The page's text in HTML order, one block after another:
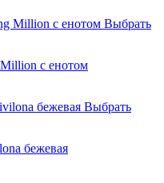
Выбрать
с енотом
Выбрать
бежевая